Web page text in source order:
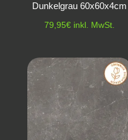
Dunkelgrau 60x60x4cm
79,95€ inkl. MwSt.